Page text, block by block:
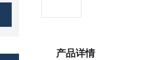
产品详情